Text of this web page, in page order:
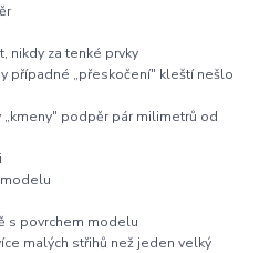
nikdy za tenké prvky
případné „přeskočení" kleští nešlo
podpěr pár milimetrů od
modelu
s povrchem modelu
malých střihů než jeden velký